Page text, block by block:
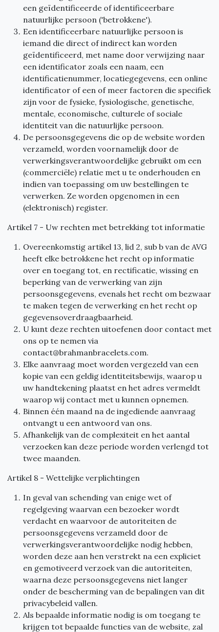
een geïdentificeerde of identificeerbare
natuurlijke persoon ('betrokkene').
Een identificeerbare natuurlijke persoon is
iemand die direct of indirect kan worden
geïdentificeerd, met name door verwijzing naar
een identificator zoals een naam, een
identificatienummer, locatiegegevens, een online
identificator of een of meer factoren die specifiek
zijn voor de fysieke, fysiologische, genetische,
mentale, economische, culturele of sociale
identiteit van die natuurlijke persoon.
De persoonsgegevens die op de website worden
verzameld, worden voornamelijk door de
verwerkingsverantwoordelijke gebruikt om een
(commerciële) relatie met u te onderhouden en
indien van toepassing om uw bestellingen te
verwerken. Ze worden opgenomen in een
(elektronisch) register.
Artikel 7 - Uw rechten met betrekking tot informatie
Overeenkomstig artikel 13, lid 2, sub b van de AVG
heeft elke betrokkene het recht op informatie
over en toegang tot, en rectificatie, wissing en
beperking van de verwerking van zijn
persoonsgegevens, evenals het recht om bezwaar
te maken tegen de verwerking en het recht op
gegevensoverdraagbaarheid.
U kunt deze rechten uitoefenen door contact met
ons op te nemen via
contact@brahmanbracelets.com.
Elke aanvraag moet worden vergezeld van een
kopie van een geldig identiteitsbewijs, waarop u
uw handtekening plaatst en het adres vermeldt
waarop wij contact met u kunnen opnemen.
Binnen één maand na de ingediende aanvraag
ontvangt u een antwoord van ons.
Afhankelijk van de complexiteit en het aantal
verzoeken kan deze periode worden verlengd tot
twee maanden.
Artikel 8 - Wettelijke verplichtingen
In geval van schending van enige wet of
regelgeving waarvan een bezoeker wordt
verdacht en waarvoor de autoriteiten de
persoonsgegevens verzameld door de
verwerkingsverantwoordelijke nodig hebben,
worden deze aan hen verstrekt na een expliciet
en gemotiveerd verzoek van die autoriteiten,
waarna deze persoonsgegevens niet langer
onder de bescherming van de bepalingen van dit
privacybeleid vallen.
Als bepaalde informatie nodig is om toegang te
krijgen tot bepaalde functies van de website, zal